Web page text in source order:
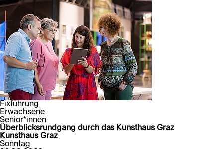
Fixführung
Erwachsene
Senior*innen
Überblicksrundgang durch das Kunsthaus Graz
Kunsthaus Graz
Sonntag